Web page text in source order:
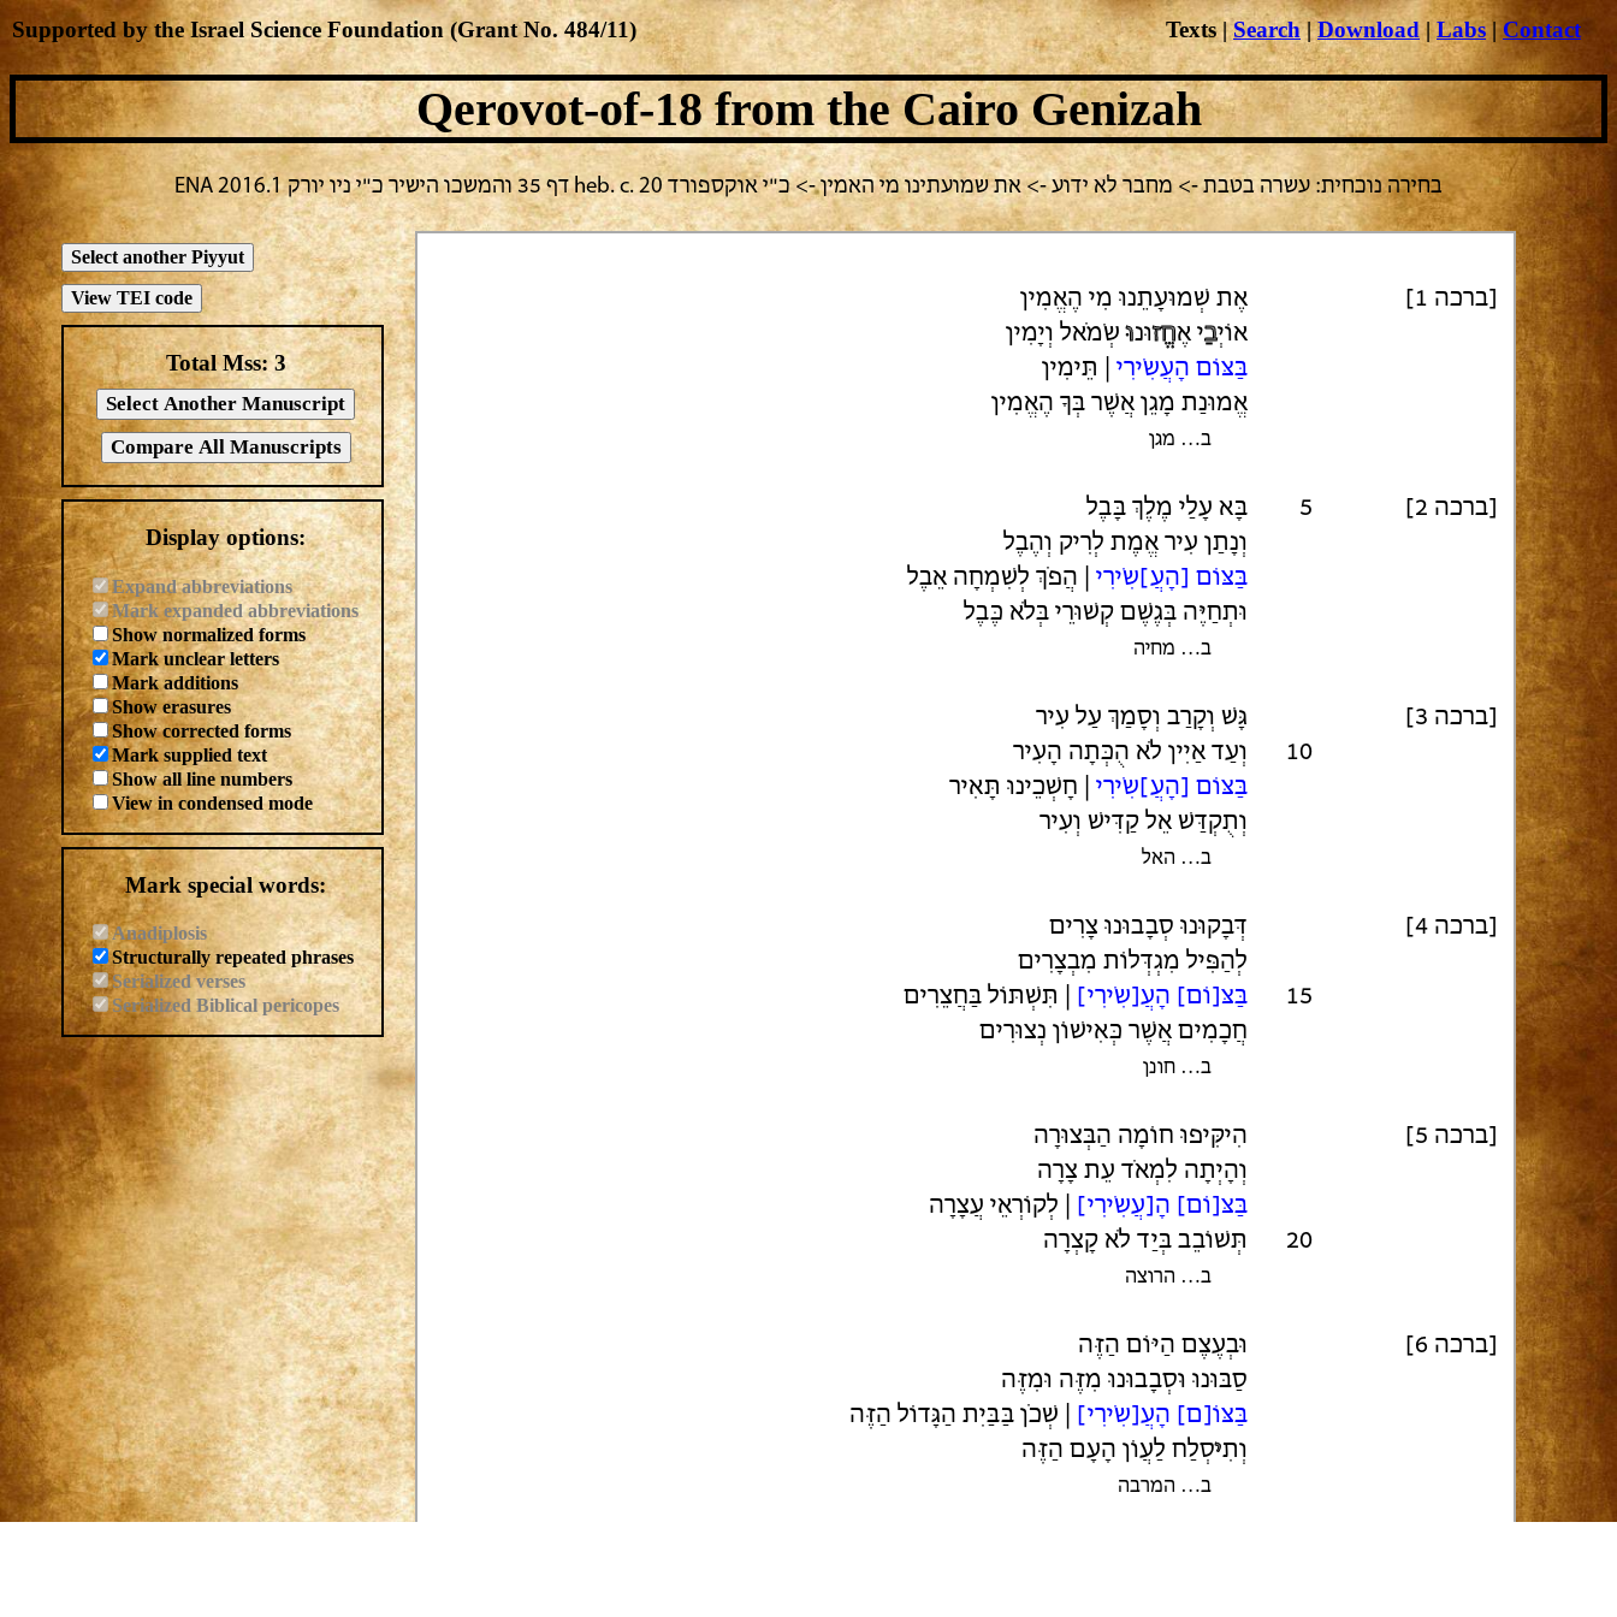
Qerovot-of-18from the Cairo Genizah
בחירה נוכחית: עשרה בטבת -> מחבר לא ידוע -> את שמועתינו מי האמין -> כ"י אוקספורד heb. c. 20 דף 35 והמשכו הישיר כ"י ניו יורק ENA 2016.1
Total Mss:3
Display options:
Expand abbreviations
Mark expanded abbreviations
Show normalized forms
Mark unclear letters
Mark additions
Show erasures
Show corrected forms
Mark supplied text
Show all line numbers
View in condensed mode
Mark special words:
Anadiplosis
Structurally repeated phrases
Serialized verses
Serialized Biblical pericopes
[ברכה 1]
אֶת שְׁמוּעָתֵנוּ מִי הֶאֱמִין
אוֹיְבַי אֶחֱזוּנוּשְׂמֹאל וְיָמִין
בַּצּוֹם הָעֲשִׂירִי
| תֵּימִין
אֱמוּנַת מָגֵן אֲשֶׁר בְּךָ הֶאֱמִין
ב… מגן
[ברכה 2] 5
בָּא עָלַי מֶלֶךְ בָּבֶל
וְנָתַן עִיר אֱמֶת לְרִיק וְהֶבֶל
בַּצּוֹם [הָעֲ]שִׂירִי
| הֲפֹךְ לְשִׁמְחָה אֵבֶל
וּתְחַיֶּה בְּגֶשֶׁם קְשׁוּרֵי בְּלֹא כֶּבֶל
ב… מחיה
[ברכה 3]
גָּשׁ וְקָרַב וְסָמַךְ עַל עִיר
10
וְעַד אַיִין לֹא הֻכְּתָה הָעִיר
בַּצּוֹם [הָעֲ]שִׂירִי
| חָשְׁכֵינוּ תָּאִיר
וְתֻקְדַּשׁ אֵל קַדִּישׁ וְעִיר
ב… האל
[ברכה 4]
דְּבָקוּנוּ סְבָבוּנוּ צָרִים
לְהַפִּיל מִגְדְּלוֹת מִבְצָרִים
15
בַּצּ[וֹם] הָעֲ[שִׂירִי]
| תִּשְׁתּוֹל בַּחֲצֵרִים
חֲכָמִים אֲשֶׁר כְּאִישׁוֹן נְצוּרִים
ב… חונן
[ברכה 5]
הִיקִּיפוּ חוֹמָה הַבְּצוּרָה
וְהָיְתָה לִמְאֹד עֵת צָרָה
בַּצּ[וֹם] הָ[עֲשִׂירִי]
| לְקוֹרְאֵי עֲצָרָה
20
תְּשׁוֹבֵב בְּיַד לֹא קָצְרָה
ב… הרוצה
[ברכה 6]
וּבְעֶצֶם הַיּוֹם הַזֶּה
סַבּוּנוּ וּסְבָבוּנוּ מִזֶּה וּמִזֶּה
בַּצּוֹ[ם] הָעֲ[שִׂירִי]
| שְׁכֹן בַּבַּיִת הַגָּדוֹל הַזֶּה
וְתִיסְלַח לַעֲוֹן הָעָם הַזֶּה
ב… המרבה
Texts|Search|Download|Labs | Contact
Supported by the Israel Science Foundation (Grant No. 484/11)